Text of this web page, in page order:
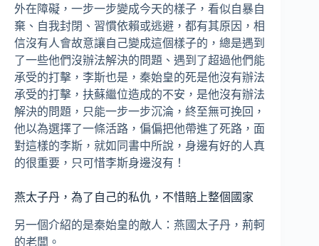
外在障礙，一步一步變成今天的樣子，看似自暴自
棄、自我封閉、習慣依賴或逃避，都有其原因，相
信沒有人會故意讓自己變成這個樣子的，總是遇到
了一些他們沒辦法解決的問題、遇到了超過他們能
承受的打擊，李斯也是，秦始皇的死是他沒有辦法
承受的打擊，扶蘇繼位造成的不安，是他沒有辦法
解決的問題，只能一步一步沉淪，終至無可挽回，
他以為選擇了一條活路，偏偏把他帶進了死路，面
對這樣的李斯，就如同書中所說，身邊有好的人真
的很重要，只可惜李斯身邊沒有！
燕太子丹，為了自己的私仇，不惜賠上整個國家
另一個介紹的是秦始皇的敵人：燕國太子丹，荊軻
的老闆。